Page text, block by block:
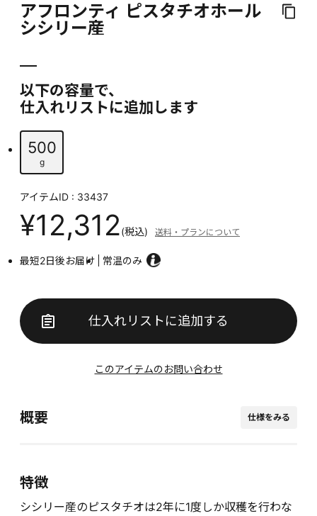
アフロンティ ピスタチオホール
シシリー産
以下の容量で、
仕入れリストに追加します
500
g
アイテムID : 33437
¥12,312(税込) 送料・プランについて
最短2日後お届け 常温のみ
仕入れリストに追加する
このアイテムのお問い合わせ
概要 仕様をみる
特徴
シシリー産のピスタチオは2年に1度しか収穫を行わな